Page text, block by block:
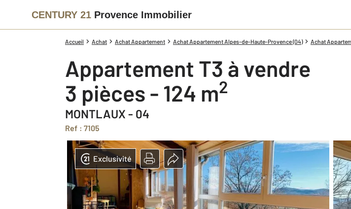
CENTURY 21 Provence Immobilier
Accueil Achat Achat Appartement Achat Appartement Alpes-de-Haute-Provence (04) Achat
Appartement T3 à vendre
3 pièces - 124 m2
MONTLAUX - 04
Ref : 7105
Exclusivité